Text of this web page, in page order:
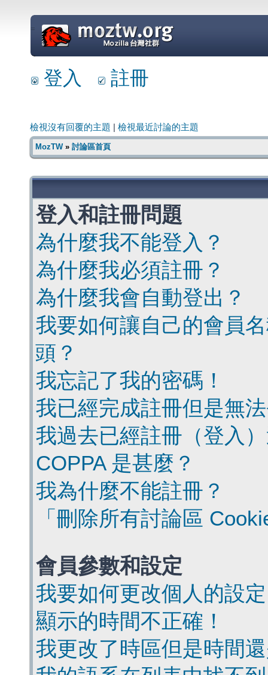
=
登入 註冊
檢視沒有回覆的主題 檢視最近討論的主題
MozTW» 討論區首頁
登入和註冊問題
為什麼我不能登入？
為什麼我必須註冊？
為什麼我會自動登出？
我要如何讓自己的會員
頭？
我忘記了我的密碼！
我已經完成註冊但是無
我過去已經註冊（登入
COPPA 是甚麼？
我為什麼不能註冊？
「刪除所有討論區
會員參數和設定
我要如何更改個人的設
顯示的時間不正確！
我更改了時區但是時間